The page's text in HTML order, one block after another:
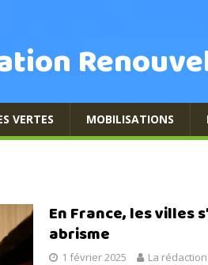
VERTES MOBILISATIONS
En France, les villes
abrisme
1 février 2025 La rédaction